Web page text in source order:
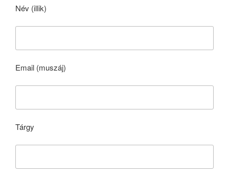
Név (illik)
Email (muszáj)
Tárgy